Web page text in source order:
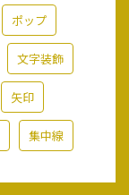
ポップ
文字装飾
矢印
集中線